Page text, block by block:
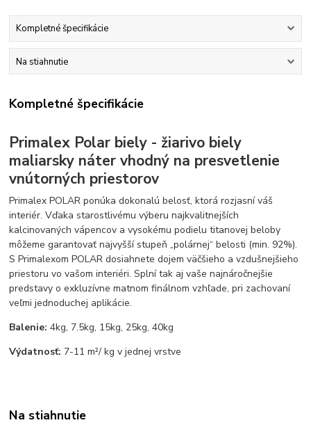
Kompletné špecifikácie
Na stiahnutie
Kompletné špecifikácie
Primalex Polar biely - žiarivo biely
maliarsky náter vhodný na presvetlenie
vnútorných priestorov
Primalex POLAR ponúka dokonalú belosť, ktorá rozjasní váš
interiér. Vďaka starostlivému výberu najkvalitnejších
kalcinovaných vápencov a vysokému podielu titanovej beloby
môžeme garantovať najvyšší stupeň „polárnej“ belosti (min. 92%).
S Primalexom POLAR dosiahnete dojem väčšieho a vzdušnejšieho
priestoru vo vašom interiéri. Splní tak aj vaše najnáročnejšie
predstavy o exkluzívne matnom finálnom vzhľade, pri zachovaní
veľmi jednoduchej aplikácie.
Balenie:4kg, 7.5kg, 15kg, 25kg, 40kg
Výdatnosť: 7-11 m²/ kg v jednej vrstve
Na stiahnutie